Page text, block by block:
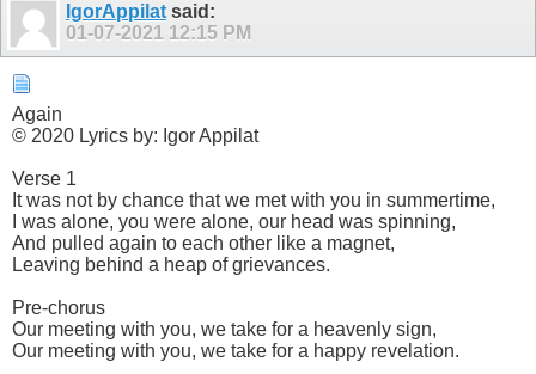
IgorAppilat said:
01-07-2021 12:15 PM
Again
© 2020 Lyrics by: Igor Appilat
Verse 1
It was not by chance that we met with you in summertime,
I was alone, you were alone, our head was spinning,
And pulled again to each other like a magnet,
Leaving behind a heap of grievances.
Pre-chorus
Our meeting with you, we take for a heavenly sign,
Our meeting with you, we take for a happy revelation.